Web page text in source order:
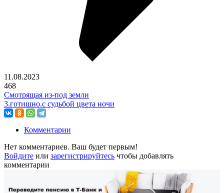
11.08.2023
468
Смотрящая из-под земли
3.готишно.с судьбой цвета ночи
Комментарии
Нет комментариев. Ваш будет первым!
Войдите или зарегистрируйтесь чтобы добавлять
комментарии